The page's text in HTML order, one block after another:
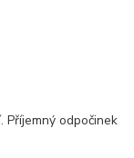
odpočinek